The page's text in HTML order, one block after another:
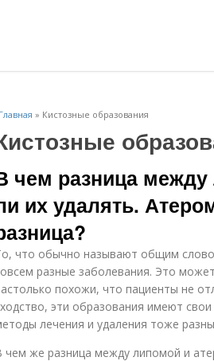
Главная » Кистозные образования
чем разница
их удалять.
что обычно называют общим
разные заболевания. Это
похожи, что пациенты не
эти образования имеют
лечения и удаления тоже
чем же разница между липомой и